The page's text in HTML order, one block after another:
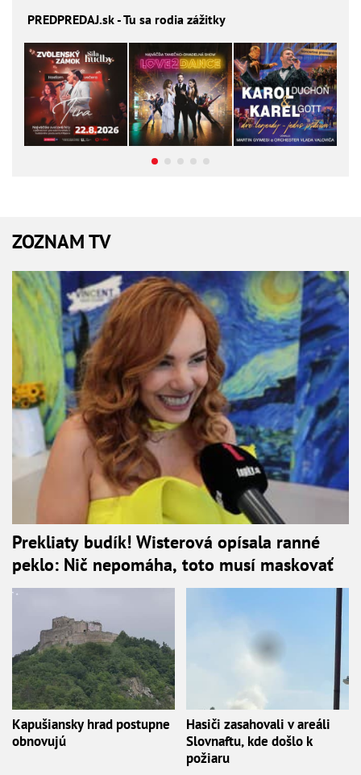
PREDPREDAJ.sk - Tu sa rodia zážitky
ZOZNAM TV
Prekliaty budík! Wisterová opísala ranné
peklo: Nič nepomáha, toto musí maskovať
Kapušiansky hrad postupne
obnovujú
Hasiči zasahovali v areáli
Slovnaftu, kde došlo k
požiaru